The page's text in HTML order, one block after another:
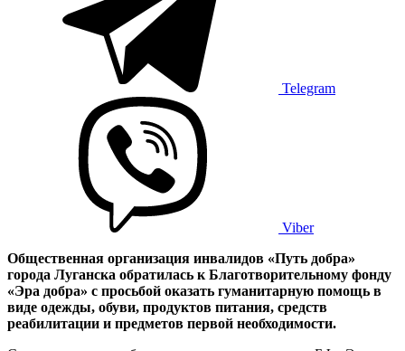
Telegram
Viber
Общественная организация инвалидов «Путь добра»
города Луганска обратилась к Благотворительному фонду
«Эра добра» с просьбой оказать гуманитарную помощь в
виде одежды, обуви, продуктов питания, средств
реабилитации и предметов первой необходимости.